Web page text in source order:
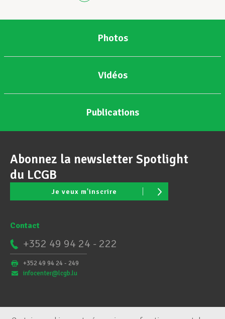
Photos
Vidéos
Publications
Abonnez la newsletter Spotlight
du LCGB
Je veux m'inscrire
Contact
+352 49 94 24 - 222
+352 49 94 24 - 249
infocenter@lcgb.lu